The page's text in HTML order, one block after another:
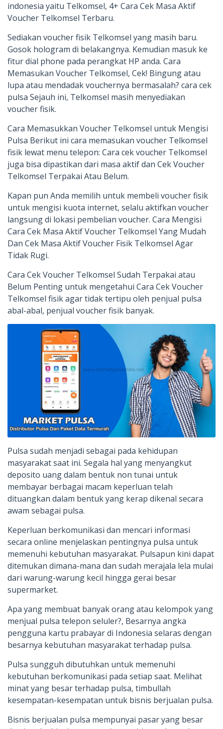
indonesia yaitu Telkomsel, 4+ Cara Cek Masa Aktif
Voucher Telkomsel Terbaru.
Sediakan voucher fisik Telkomsel yang masih baru.
Gosok hologram di belakangnya. Kemudian masuk ke
fitur dial phone pada perangkat HP anda. Cara
Memasukan Voucher Telkomsel, Cek! Bingung atau
lupa atau mendadak vouchernya bermasalah? cara cek
pulsa Sejauh ini, Telkomsel masih menyediakan
voucher fisik.
Cara Memasukkan Voucher Telkomsel untuk Mengisi
Pulsa Berikut ini cara memasukan voucher Telkomsel
fisik lewat menu telepon: Cara cek voucher Telkomsel
juga bisa dipastikan dari masa aktif dan Cek Voucher
Telkomsel Terpakai Atau Belum.
Kapan pun Anda memilih untuk membeli voucher fisik
untuk mengisi kuota internet, selalu aktifkan voucher
langsung di lokasi pembelian voucher. Cara Mengisi
Cara Cek Masa Aktif Voucher Telkomsel Yang Mudah
Dan Cek Masa Aktif Voucher Fisik Telkomsel Agar
Tidak Rugi.
Cara Cek Voucher Telkomsel Sudah Terpakai atau
Belum Penting untuk mengetahui Cara Cek Voucher
Telkomsel fisik agar tidak tertipu oleh penjual pulsa
abal-abal, penjual voucher fisik banyak.
Pulsa sudah menjadi sebagai pada kehidupan
masyarakat saat ini. Segala hal yang menyangkut
deposito uang dalam bentuk non tunai untuk
membayar berbagai macam keperluan telah
dituangkan dalam bentuk yang kerap dikenal secara
awam sebagai pulsa.
Keperluan berkomunikasi dan mencari informasi
secara online menjelaskan pentingnya pulsa untuk
memenuhi kebutuhan masyarakat. Pulsapun kini dapat
ditemukan dimana-mana dan sudah merajala lela mulai
dari warung-warung kecil hingga gerai besar
supermarket.
Apa yang membuat banyak orang atau kelompok yang
menjual pulsa telepon seluler?, Besarnya angka
pengguna kartu prabayar di Indonesia selaras dengan
besarnya kebutuhan masyarakat terhadap pulsa.
Pulsa sungguh dibutuhkan untuk memenuhi
kebutuhan berkomunikasi pada setiap saat. Melihat
minat yang besar terhadap pulsa, timbullah
kesempatan-kesempatan untuk bisnis berjualan pulsa.
Bisnis berjualan pulsa mempunyai pasar yang besar